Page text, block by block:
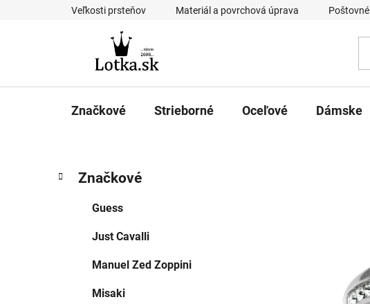
Veľkosti prsteňov Materiál a povrchová úprava Poštovné
Značkové Strieborné Oceľové Dámske
B
kategórie
a
Značkové
Guess
Just Cavalli
Manuel Zed Zoppini
Misaki